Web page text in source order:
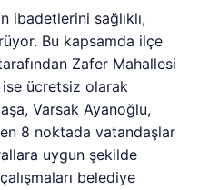
ibadetlerini sağlıklı,
Bu kapsamda ilçe
Zafer Mahallesi
ise ücretsiz olarak
Varsak Ayanoğlu,
8 noktada vatandaşlar
uygun şekilde
belediye